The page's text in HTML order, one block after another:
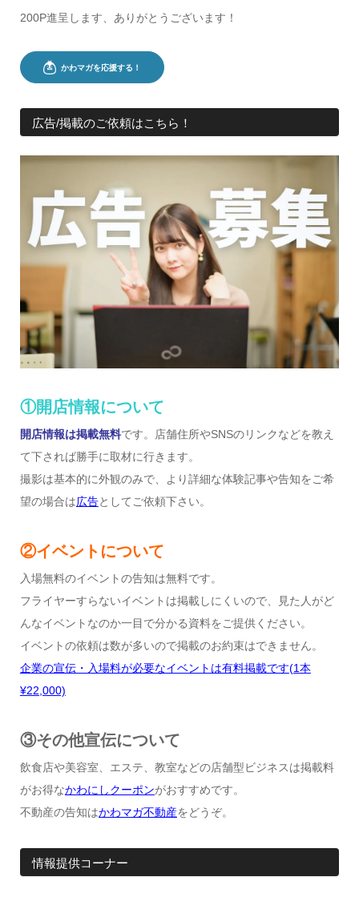
200P進呈します、ありがとうございます！
広告/掲載のご依頼はこちら！
①開店情報について
開店情報は掲載無料です。店舗住所やSNSのリンクなどを教え
て下されば勝手に取材に行きます。
撮影は基本的に外観のみで、より詳細な体験記事や告知をご希
望の場合は広告としてご依頼下さい。
②イベントについて
入場無料のイベントの告知は無料です。
フライヤーすらないイベントは掲載しにくいので、見た人がど
んなイベントなのか一目で分かる資料をご提供ください。
イベントの依頼は数が多いので掲載のお約束はできません。
企業の宣伝・入場料が必要なイベントは有料掲載です(1本
¥22,000)
③その他宣伝について
飲食店や美容室、エステ、教室などの店舗型ビジネスは掲載料
がお得なかわにしクーポンがおすすめです。
不動産の告知はかわマガ不動産をどうぞ。
情報提供コーナー